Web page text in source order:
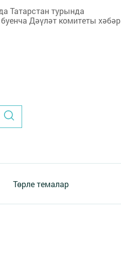
Татарстан турында
Дәүләт комитеты хәбәр
Төрле темалар